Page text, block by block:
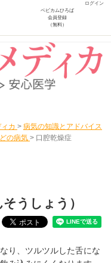
ログイン
ベビカムひろば
会員登録
（無料）
カ > 病気の知識とアドバイス
の病気 > 口腔乾燥症
うしょう）
り、ツルツルした舌にな